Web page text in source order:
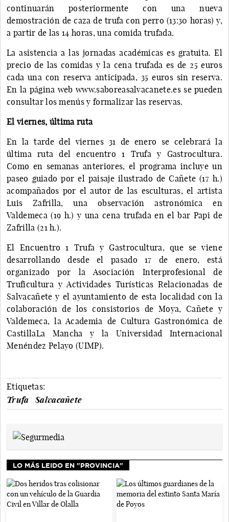
continuarán posteriormente con una nueva
demostración de caza de trufa con perro (13:30 horas) y,
a partir de las 14 horas, una comida trufada.
La asistencia a las jornadas académicas es gratuita. El
precio de las comidas y la cena trufada es de 25 euros
cada una con reserva anticipada, 35 euros sin reserva.
En la página web www.saboreasalvacanete.es se pueden
consultar los menús y formalizar las reservas.
El viernes, última ruta
En la tarde del viernes 31 de enero se celebrará la
última ruta del encuentro 1 Trufa y Gastrocultura.
Como en semanas anteriores, el programa incluye un
paseo guiado por el paisaje ilustrado de Cañete (17 h.)
acompañados por el autor de las esculturas, el artista
Luis Zafrilla, una observación astronómica en
Valdemeca (19 h.) y una cena trufada en el bar Papi de
Zafrilla (21 h.).
El Encuentro 1 Trufa y Gastrocultura, que se viene
desarrollando desde el pasado 17 de enero, está
organizado por la Asociación Interprofesional de
Truficultura y Actividades Turísticas Relacionadas de
Salvacañete y el ayuntamiento de esta localidad con la
colaboración de los consistorios de Moya, Cañete y
Valdemeca, la Academia de Cultura Gastronómica de
CastillaLa Mancha y la Universidad Internacional
Menéndez Pelayo (UIMP).
Etiquetas:
Trufa
Salvacañete
LO MÁS LEIDO EN "PROVINCIA"